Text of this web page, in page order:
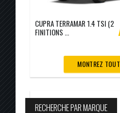
CUPRA TERRAMAR 1.4 TSI (2
FINITIONS ...
MONTREZ TOUT
RECHERCHE PAR MARQUE